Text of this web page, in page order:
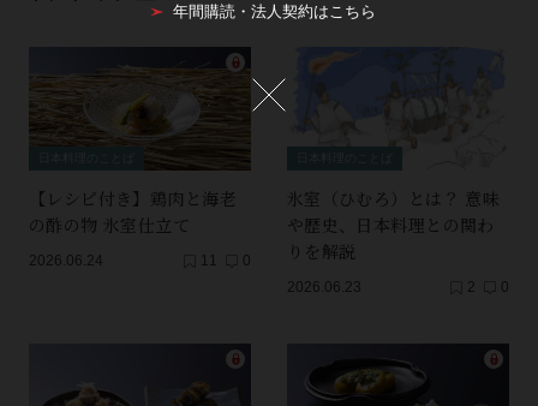
【レシピ付き】鶏肉と海老
の酢の物 氷室仕立て
2026.06.24 11 0
氷室（ひむろ）とは？ 意味
や歴史、日本料理との関わ
りを解説
2026.06.23 2 0
年間購読・法人契約はこちら